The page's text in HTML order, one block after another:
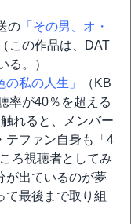
の 「その男、オ・
この作品は、DAT
る。）
の私の人生」
（KB
率が40％を超える
れると、メンバー
テファン自身も「4
ろ視聴者としてみ
が出ているのが夢
て最後まで取り組